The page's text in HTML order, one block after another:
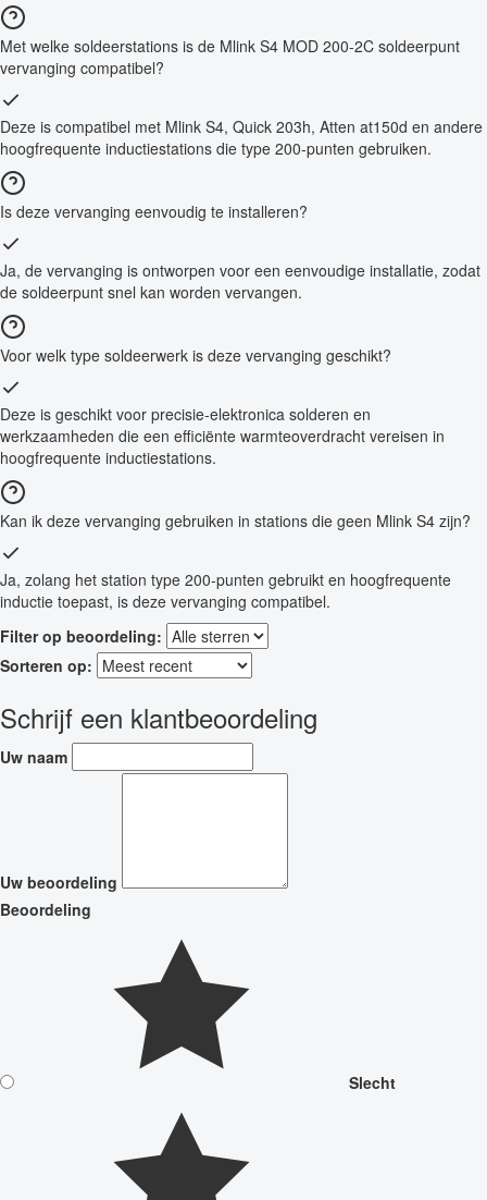
Met welke soldeerstations is de Mlink S4 MOD 200-2C soldeerpunt
vervanging compatibel?
Deze is compatibel met Mlink S4, Quick 203h, Atten at150d en andere
hoogfrequente inductiestations die type 200-punten gebruiken.
Is deze vervanging eenvoudig te installeren?
Ja, de vervanging is ontworpen voor een eenvoudige installatie, zodat
de soldeerpunt snel kan worden vervangen.
Voor welk type soldeerwerk is deze vervanging geschikt?
Deze is geschikt voor precisie-elektronica solderen en
werkzaamheden die een efficiënte warmteoverdracht vereisen in
hoogfrequente inductiestations.
Kan ik deze vervanging gebruiken in stations die geen Mlink S4 zijn?
Ja, zolang het station type 200-punten gebruikt en hoogfrequente
inductie toepast, is deze vervanging compatibel.
Filter op beoordeling:
Sorteren op:
Schrijf een klantbeoordeling
Uw naam
Uw beoordeling
Beoordeling
Slecht